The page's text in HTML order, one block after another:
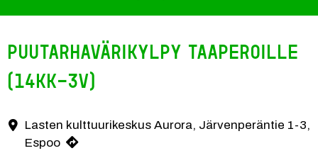
Puutarhavärikylpy taaperoille
(14kk-3v)
Yhteystiedot
Lasten kulttuurikeskus Aurora, Järvenperäntie 1-3,
Espoo